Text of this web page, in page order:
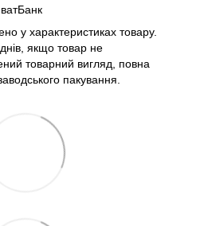
у характеристиках товару.
якщо товар не
товарний вигляд, повна
пакування.